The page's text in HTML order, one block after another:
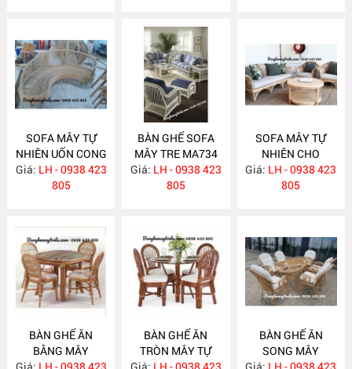
SOFA MÂY TỰ
NHIÊN UỐN CONG
MA743
Giá: LH - 0938 423
805
BÀN GHẾ SOFA
MÂY TRE MA734
Giá: LH - 0938 423
805
SOFA MÂY TỰ
NHIÊN CHO
PHÒNG KHÁCH
MA733
Giá: LH - 0938 423
805
BÀN GHẾ ĂN
BẰNG MÂY
BÀN GHẾ ĂN
TRÒN MÂY TỰ
BÀN GHẾ ĂN
SONG MÂY